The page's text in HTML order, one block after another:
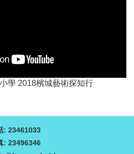
學 2018檳城藝術探知行
: 23461033
: 23496346